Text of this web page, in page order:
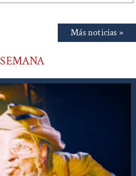
Más noticias »